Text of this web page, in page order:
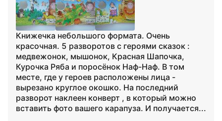
Книжечка небольшого формата. Очень
красочная. 5 разворотов с героями сказок :
медвежонок, мышонок, Красная Шапочка,
Курочка Ряба и поросёнок Наф-Наф. В том
месте, где у героев расположены лица -
вырезано круглое окошко. На последний
разворот наклеен конверт , в который можно
вставить фото вашего карапуза. И получается...